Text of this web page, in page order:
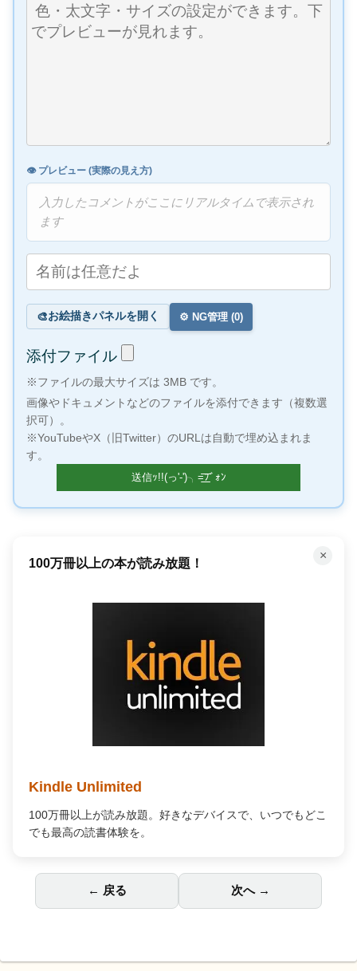
👁️ プレビュー (実際の見え方)
入力したコメントがここにリアルタイムで表示され
ます
🎨お絵描きパネルを開く ⚙️ NG管理 (0)
添付ファイル
※ファイルの最大サイズは 3MB です。
画像やドキュメントなどのファイルを添付できます（複数選
択可）。
※YouTubeやX（旧Twitter）のURLは自動で埋め込まれま
す。
×
100万冊以上の本が読み放題！
Kindle Unlimited
100万冊以上が読み放題。好きなデバイスで、いつでもどこ
でも最高の読書体験を。
← 戻る 次へ →